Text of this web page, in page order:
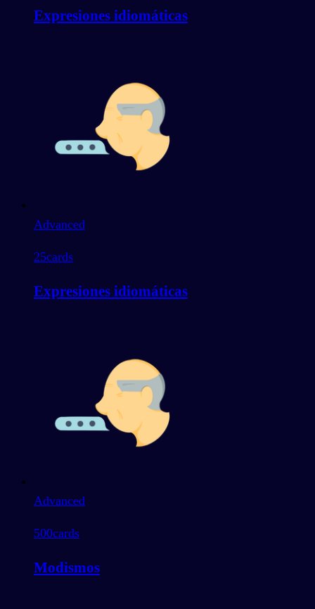
Expresiones idiomáticas
Advanced
25cards
Expresiones idiomáticas
Advanced
500cards
Modismos